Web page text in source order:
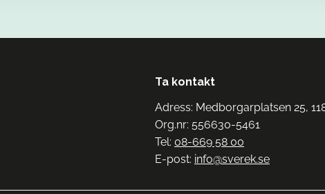
Ta kontakt
Adress: Medborgarplatsen 25,
Org.nr: 556630-5461
Tel: 08-669 58 00
E-post: info@sverek.se